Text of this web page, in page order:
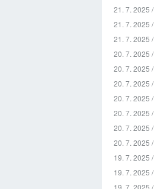
21. 7. 2025 /
21. 7. 2025 /
21. 7. 2025 /
20. 7. 2025 /
20. 7. 2025 /
20. 7. 2025 /
20. 7. 2025 /
20. 7. 2025 /
20. 7. 2025 /
20. 7. 2025 /
19. 7. 2025 /
19. 7. 2025 /
19. 7. 2025 /